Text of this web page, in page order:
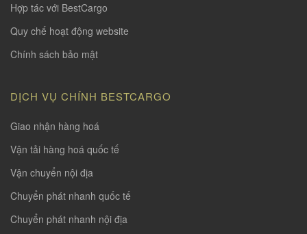
Hợp tác với BestCargo
Quy chế hoạt động website
Chính sách bảo mật
DỊCH VỤ CHÍNH BESTCARGO
Giao nhận hàng hoá
Vận tải hàng hoá quốc tế
Vận chuyển nội địa
Chuyển phát nhanh quốc tế
Chuyển phát nhanh nội địa